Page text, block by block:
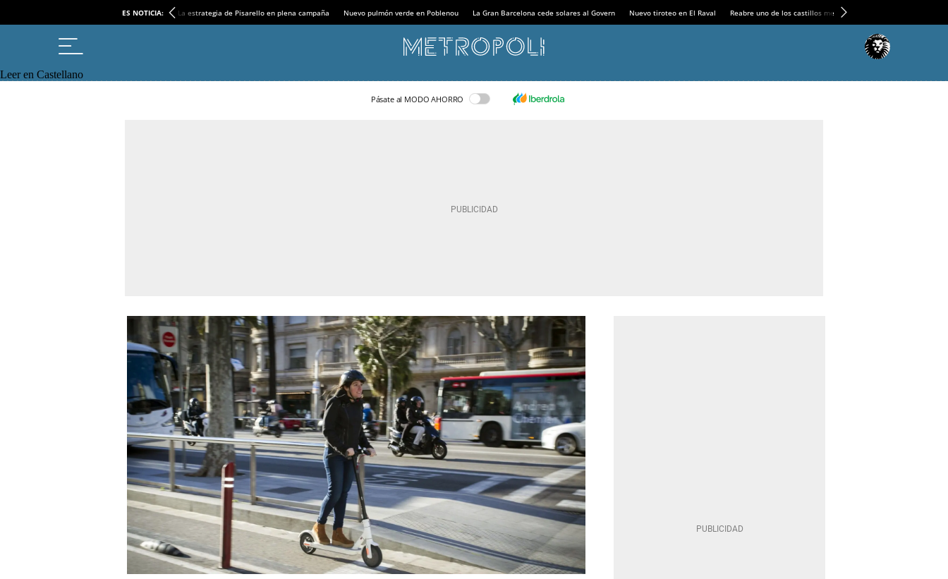
ES NOTICIA: La estrategia de Pisarello en plena campaña Nuevo pulmón verde en Poblenou La Gran Barcelona cede solares al Govern Nuevo tiroteo en El Raval Reabre uno de los castillos medievales más espectaculares
Leer en Castellano
Pásate al MODO AHORRO